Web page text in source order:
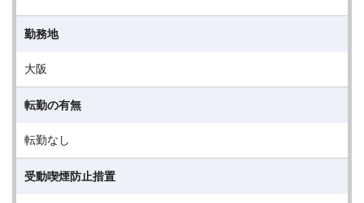
勤務地
大阪
転勤の有無
転勤なし
受動喫煙防止措置